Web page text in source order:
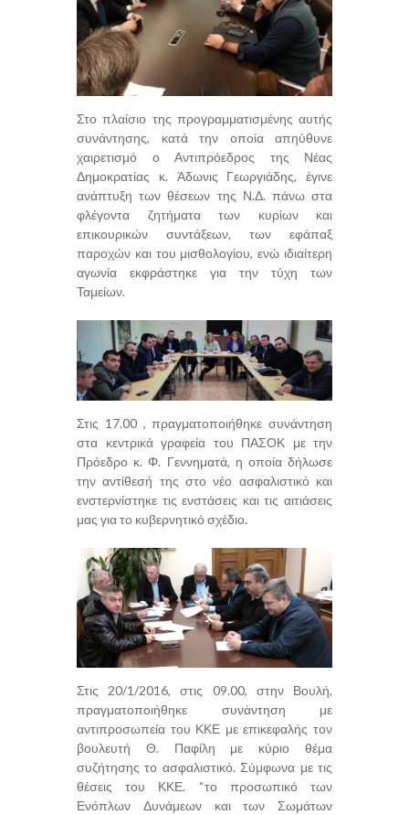
Στο πλαίσιο της προγραμματισμένης αυτής
συνάντησης, κατά την οποία απηύθυνε
χαιρετισμό ο Αντιπρόεδρος της Νέας
Δημοκρατίας κ. Άδωνις Γεωργιάδης, έγινε
ανάπτυξη των θέσεων της Ν.Δ. πάνω στα
φλέγοντα ζητήματα των κυρίων και
επικουρικών συντάξεων, των εφάπαξ
παροχών και του μισθολογίου, ενώ ιδιαίτερη
αγωνία εκφράστηκε για την τύχη των
Ταμείων.
Στις 17.00 , πραγματοποιήθηκε συνάντηση
στα κεντρικά γραφεία του ΠΑΣΟΚ με την
Πρόεδρο κ. Φ. Γεννηματά, η οποία δήλωσε
την αντίθεσή της στο νέο ασφαλιστικό και
ενστερνίστηκε τις ενστάσεις και τις αιτιάσεις
μας για το κυβερνητικό σχέδιο.
Στις 20/1/2016, στις 09.00, στην Βουλή,
πραγματοποιήθηκε συνάντηση με
αντιπροσωπεία του ΚΚΕ με επικεφαλής τον
βουλευτή Θ. Παφίλη με κύριο θέμα
συζήτησης το ασφαλιστικό. Σύμφωνα με τις
θέσεις του ΚΚΕ. “το προσωπικό των
Ενόπλων Δυνάμεων και των Σωμάτων